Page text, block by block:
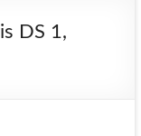
DS 1,